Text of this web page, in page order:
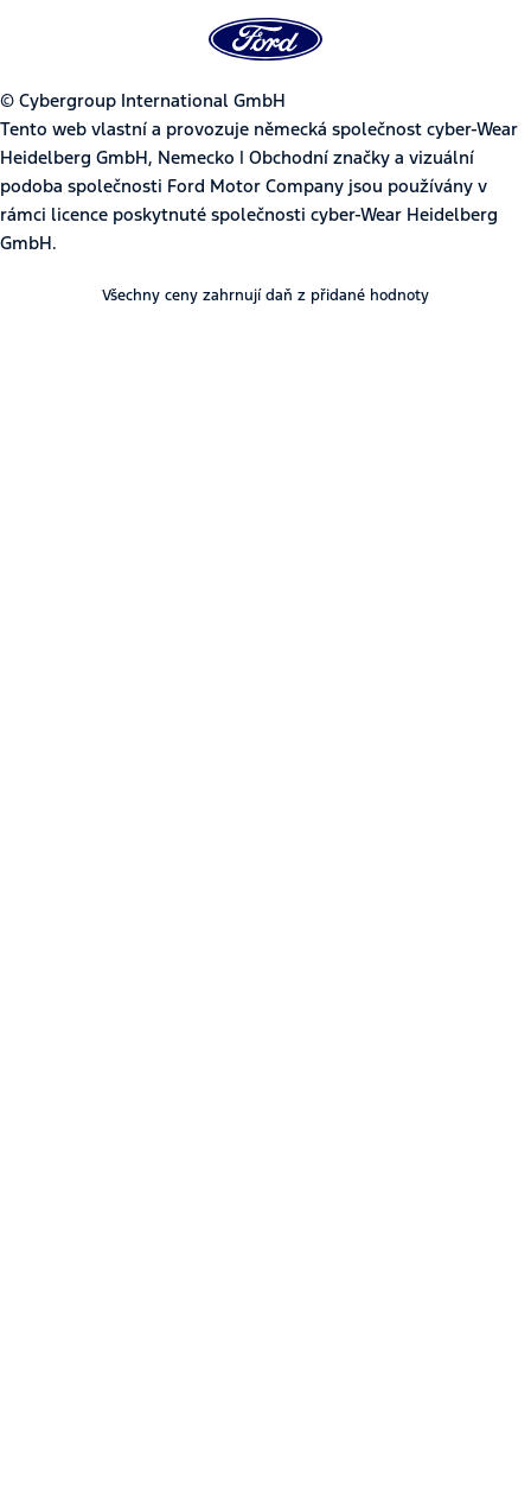
© Cybergroup International GmbH
Tento web vlastní a provozuje německá společnost cyber-Wear
Heidelberg GmbH, Nemecko | Obchodní značky a vizuální
podoba společnosti Ford Motor Company jsou používány v
rámci licence poskytnuté společnosti cyber-Wear Heidelberg
GmbH.
Všechny ceny zahrnují daň z přidané hodnoty